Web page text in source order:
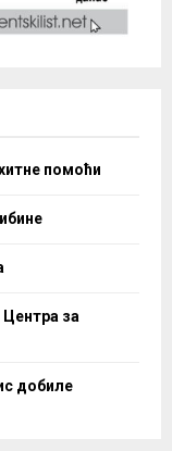
помоћи
Центра за
добиле